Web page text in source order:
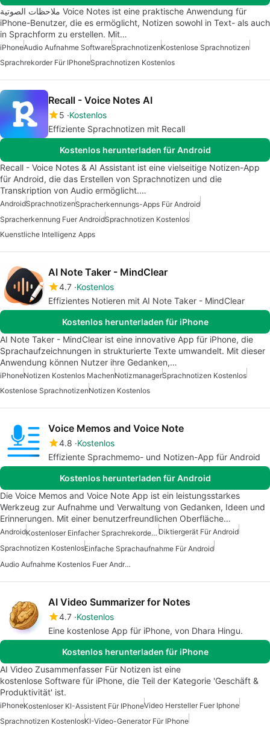
ملاحظات الصوتية Voice Notes ist eine praktische Anwendung für
iPhone-Benutzer, die es ermöglicht, Notizen sowohl in Text- als auch
in Sprachform zu erstellen. Mit…
iPhoneAudio Aufnahme SoftwareSprachnotizenKostenlose Sprachnotizen
Sprachrekorder Für IPhoneSprachnotizen Kostenlos
Recall - Voice Notes AI
5 Kostenlos
Effiziente Sprachnotizen mit Recall
Kostenlos herunterladen für Android
Recall - Voice Notes & AI Assistant ist eine vielseitige Notizen-App
für Android, die das Erstellen von Sprachnotizen und die
Transkription von Audio ermöglicht.…
AndroidSprachnotizenSpracherkennungs-Apps Für Android
Spracherkennung Fuer AndroidSprachnotizen Kostenlos
Kuenstliche Intelligenz Apps
AI Note Taker - MindClear
4.7 Kostenlos
Effizientes Notieren mit AI Note Taker - MindClear
Kostenlos herunterladen für iPhone
AI Note Taker - MindClear ist eine innovative App für iPhone, die
Sprachaufzeichnungen in strukturierte Texte umwandelt. Mit dieser
Anwendung können Nutzer ihre Gedanken,…
iPhoneNotizen Kostenlos MachenNotizmanagerSprachnotizen Kostenlos
Kostenlose SprachnotizenNotizen Kostenlos
Voice Memos and Voice Note
4.8 Kostenlos
Effiziente Sprachmemo- und Notizen-App für Android
Kostenlos herunterladen für Android
Die Voice Memos and Voice Note App ist ein leistungsstarkes
Werkzeug zur Aufnahme und Verwaltung von Gedanken, Ideen und
Erinnerungen. Mit einer benutzerfreundlichen Oberfläche…
Android Kostenloser Einfacher Sprachrekorder Für Android Diktiergerät Für Android
Sprachnotizen KostenlosEinfache Sprachaufnahme Für Android
Audio Aufnahme Kostenlos Fuer Android
AI Video Summarizer for Notes
4.7 Kostenlos
Eine kostenlose App für iPhone, von Dhara Hingu.
Kostenlos herunterladen für iPhone
AI Video Zusammenfasser Für Notizen ist eine
kostenlose Software für iPhone, die Teil der Kategorie 'Geschäft &
Produktivität' ist.
iPhoneKostenloser KI-Assistent Für IPhoneVideo Hersteller Fuer Iphone
Sprachnotizen KostenlosKI-Video-Generator Für IPhone